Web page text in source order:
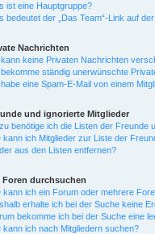
ist eine Hauptgruppe?
bedeutet der „Das Team“-Link auf
Nachrichten
keine Privaten Nachrichten
ständig unerwünschte
eine Spam-E-Mail von einem
und ignorierte Mitglieder
benötige ich die Listen der Freunde
kann ich Mitglieder zur Liste der
aus den Listen entfernen?
Foren durchsuchen
kann ich ein Forum oder mehrere
erhalte ich bei der Suche keine
bekomme ich bei der Suche eine
kann ich nach Mitgliedern suchen?